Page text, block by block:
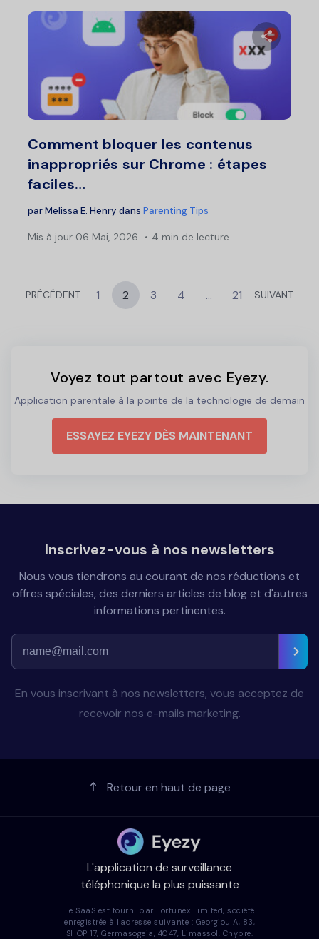
Comment bloquer les contenus
inappropriés sur Chrome : étapes
faciles…
parMelissa E. Henry dans Parenting Tips
Mis à jour 06 Mai, 2026 4 min de lecture
PRÉCÉDENT 1 2 3 4 … 21 SUIVANT
Voyez tout partout avec Eyezy.
Application parentale à la pointe de la technologie de demain
ESSAYEZ EYEZY DÈS MAINTENANT
Inscrivez-vous à nos newsletters
Nous vous tiendrons au courant de nos réductions et
offres spéciales, des derniers articles de blog et d'autres
informations pertinentes.
En vous inscrivant à nos newsletters, vous acceptez de
recevoir nos e-mails marketing.
Retour en haut de page
L'application de surveillance
téléphonique la plus puissante
Le SaaS est fourni par Fortunex Limited, société
enregistrée à l'adresse suivante : Georgiou A, 83,
SHOP 17, Germasogeia, 4047, Limassol, Chypre.